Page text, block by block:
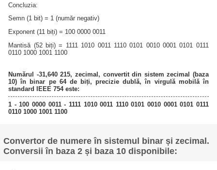
Concluzia:
Semn (1 bit) = 1 (număr negativ)
Exponent (11 biți) = 100 0000 0011
Mantisă (52 biți) = 1111 1010 0011 1110 0101 0010 0001 0101 0111
0110 1000 1001 1100
Numărul -31,640 215, zecimal, convertit din sistem zecimal (baza
10) în binar pe 64 de biți, precizie dublă, în virgulă mobilă în
standard IEEE 754 este:
1 - 100 0000 0011 - 1111 1010 0011 1110 0101 0010 0001 0101 0111
0110 1000 1001 1100
Convertor de numere în sistemul binar și zecimal.
Conversii în baza 2 și baza 10 disponibile: